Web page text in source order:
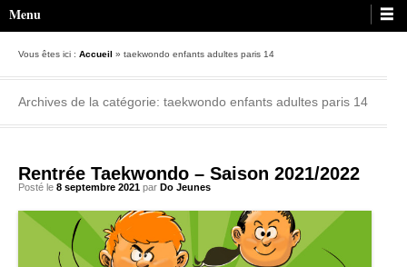
Menu
Vous êtes ici : Accueil » taekwondo enfants adultes paris 14
Archives de la catégorie:taekwondo enfants adultes paris 14
Rentrée Taekwondo – Saison 2021/2022
Posté le 8 septembre 2021 par Do Jeunes